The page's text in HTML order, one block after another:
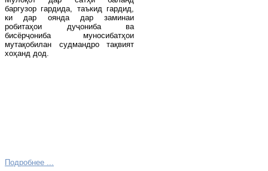
баргузор гардида, таъкид гардид,
ки дар оянда дар заминаи
робитаҳои дуҷониба ва
бисёрҷониба муносибатҳои
мутақобилан судмандро тақвият
хоҳанд дод.
Подробнее ...